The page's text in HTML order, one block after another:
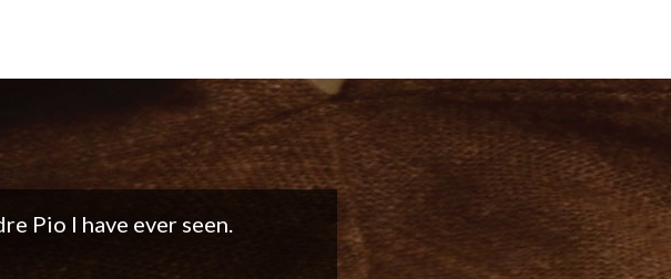
Keep up the good work!